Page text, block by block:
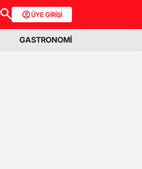
ÜYE GİRİŞİ
GASTRONOMİ